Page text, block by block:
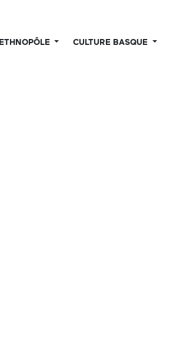
ETHNOPÔLE CULTURE BASQUE